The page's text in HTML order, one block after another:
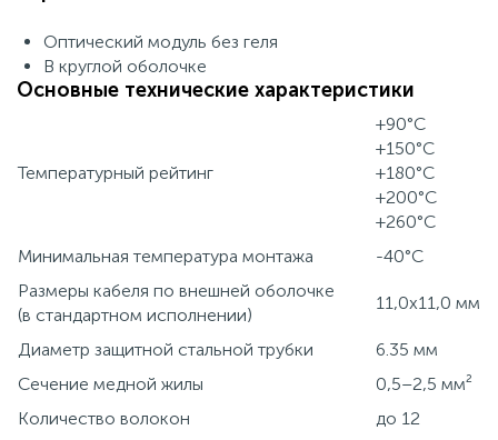
Оптический модуль без геля
В круглой оболочке
Основные технические характеристики
Температурный рейтинг
+90°C
+150°C
+180°C
+200°C
+260°C
Минимальная температура монтажа
-40°C
Размеры кабеля по внешней оболочке
(в стандартном исполнении)
11,0x11,0 мм
Диаметр защитной стальной трубки
6.35 мм
Сечение медной жилы
0,5–2,5 мм²
Количество волокон
до 12